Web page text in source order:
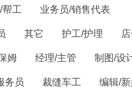
帮工 业务员/销售代表
其它 护工/护理
姆 经理/主管 制图/设
务员 裁缝车工 编辑/